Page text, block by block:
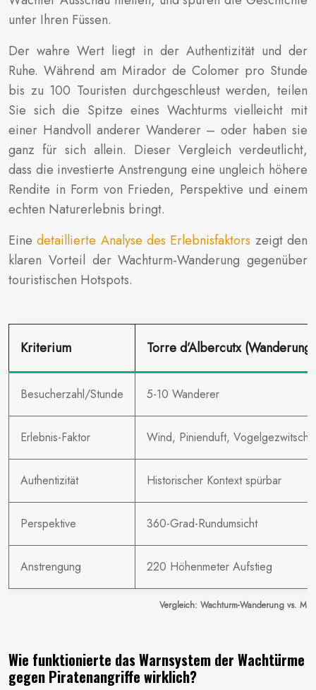
unter Ihren Füssen.
Der wahre Wert liegt in der Authentizität und der
Ruhe. Während am Mirador de Colomer pro Stunde
bis zu 100 Touristen durchgeschleust werden, teilen
Sie sich die Spitze eines Wachturms vielleicht mit
einer Handvoll anderer Wanderer – oder haben sie
ganz für sich allein. Dieser Vergleich verdeutlicht,
dass die investierte Anstrengung eine ungleich höhere
Rendite in Form von Frieden, Perspektive und einem
echten Naturerlebnis bringt.
Einedetaillierte Analyse des Erlebnisfaktors zeigt den
klaren Vorteil der Wachturm-Wanderung gegenüber
touristischen Hotspots.
Vergleich: Wachturm-Wanderung vs.
Kriterium Torre d’Albercutx (Wanderung)
Besucherzahl/Stunde 5-10 Wanderer
Erlebnis-Faktor Wind, Pinienduft,
Authentizität Historischer Kontext spürbar
Perspektive 360-Grad-Rundumsicht
Anstrengung 220 Höhenmeter Aufstieg
Wie funktionierte das Warnsystem der Wachtürme
gegen Piratenangriffe wirklich?